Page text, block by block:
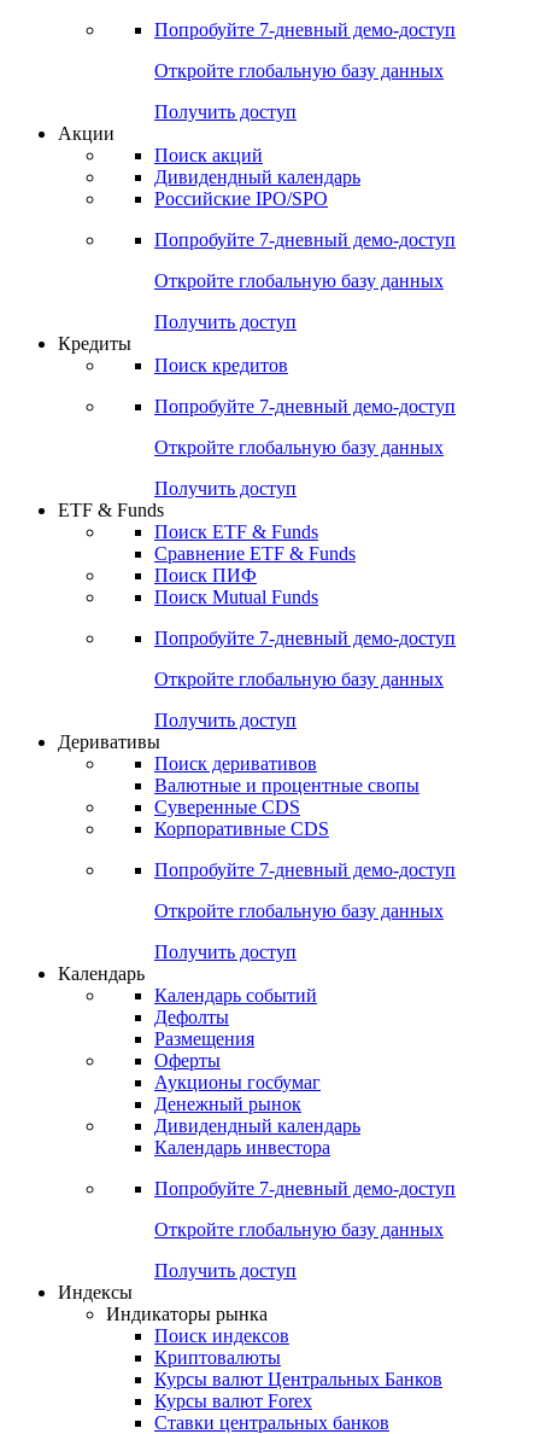
Попробуйте 7-дневный демо-доступ
Откройте глобальную базу данных
Получить доступ
Акции
Поиск акций
Дивидендный календарь
Российские IPO/SPO
Попробуйте 7-дневный демо-доступ
Откройте глобальную базу данных
Получить доступ
Кредиты
Поиск кредитов
Попробуйте 7-дневный демо-доступ
Откройте глобальную базу данных
Получить доступ
ETF & Funds
Поиск ETF & Funds
Сравнение ETF & Funds
Поиск ПИФ
Поиск Mutual Funds
Попробуйте 7-дневный демо-доступ
Откройте глобальную базу данных
Получить доступ
Деривативы
Поиск деривативов
Валютные и процентные свопы
Суверенные CDS
Корпоративные CDS
Попробуйте 7-дневный демо-доступ
Откройте глобальную базу данных
Получить доступ
Календарь
Календарь событий
Дефолты
Размещения
Оферты
Аукционы госбумаг
Денежный рынок
Дивидендный календарь
Календарь инвестора
Попробуйте 7-дневный демо-доступ
Откройте глобальную базу данных
Получить доступ
Индексы
Индикаторы рынка
Поиск индексов
Криптовалюты
Курсы валют Центральных Банков
Курсы валют Forex
Ставки центральных банков